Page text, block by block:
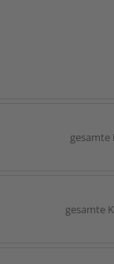
gesamte
gesamte